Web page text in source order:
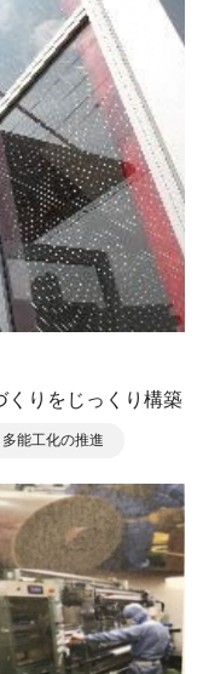
くりをじっくり構築
多能工化の推進